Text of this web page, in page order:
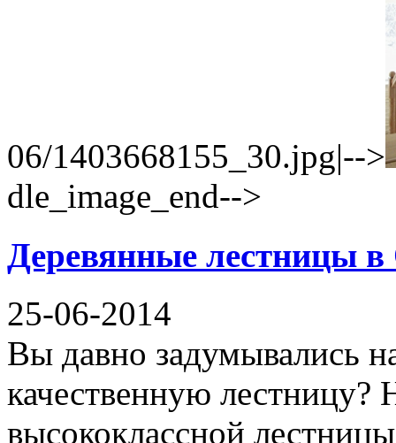
06/1403668155_30.jpg|-->
dle_image_end-->
Деревянные лестницы
25-06-2014
Вы давно задумывались
качественную лестницу?
высококлассной